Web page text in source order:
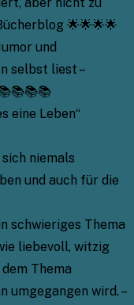
aber nicht zu
🌟🌟🌟🌟
und
selbst liest –
eine Leben“
niemals
und auch für die
schwieriges Thema
liebevoll, witzig
Thema
umgegangen wird. –